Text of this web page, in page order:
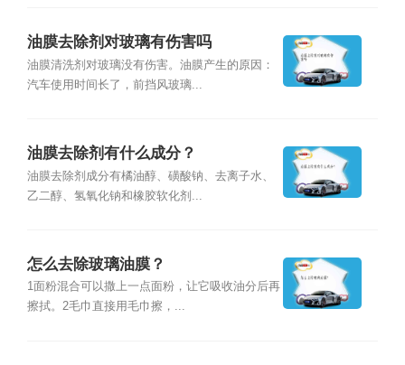
油膜去除剂对玻璃有伤害吗
油膜清洗剂对玻璃没有伤害。油膜产生的原因：
汽车使用时间长了，前挡风玻璃...
油膜去除剂有什么成分？
油膜去除剂成分有橘油醇、磺酸钠、去离子水、
乙二醇、氢氧化钠和橡胶软化剂...
怎么去除玻璃油膜？
1面粉混合可以撒上一点面粉，让它吸收油分后再
擦拭。2毛巾直接用毛巾擦，...